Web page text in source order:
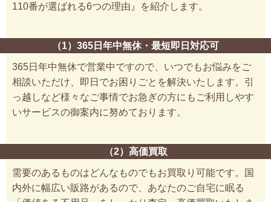
110番が選ばれる6つの理由』を紹介します。
（1）365日年中無休・最短即日対応可
365日年中無休で営業中ですので、いつでもお悩みをご
相談いただけ、即日でお困りごとを解決いたします。引
っ越しなど様々なご事情でお急ぎの方にもご利用しやす
いサービスの御案内に努めております。
（2）高価買取
需要のあるものはどんなものでもお買取り可能です。国
内外に幅広い販路があるので、あなたのご自宅に眠る